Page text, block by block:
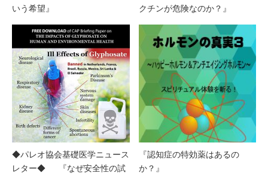
いう希望』
クチンが危険なのか？』
◆パレオ協会基礎医学ニュース
レター◆ 『なぜ安全性の試
『認知症の特効薬はあるの
か？』